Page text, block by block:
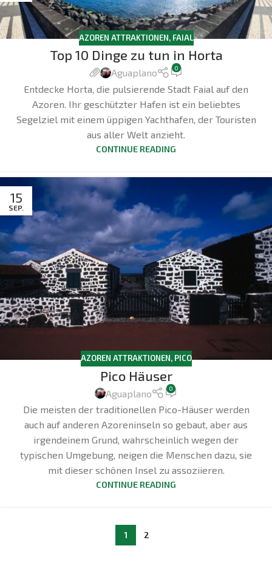
AZOREN ATTRAKTIONEN, FAIAL
Top 10 Dinge zu tun in Horta
Aguaplano 0
Entdecke Horta, die pulsierende Stadt Faial auf den
Azoren. Ihr geschützter Hafen ist ein beliebtes
Segelziel mit einem üppigen Yachthafen, der Touristen
aus aller Welt anzieht.
CONTINUE READING
15
SEP.
AZOREN ATTRAKTIONEN, PICO
Pico Häuser
Aguaplano 0
Die meisten der traditionellen Pico-Häuser werden
auch auf anderen Azoreninseln so gebaut, aber aus
irgendeinem Grund, wahrscheinlich wegen der
typischen Umgebung, neigen die Menschen dazu, sie
mit dieser schönen Insel zu assoziieren.
CONTINUE READING
1 2